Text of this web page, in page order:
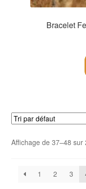
Bracelet
Affichage de 37–48 sur
1 2 3